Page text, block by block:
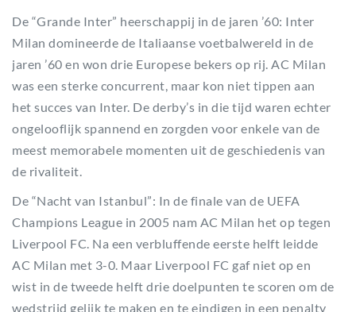
De “Grande Inter” heerschappij in de jaren ’60: Inter
Milan domineerde de Italiaanse voetbalwereld in de
jaren ’60 en won drie Europese bekers op rij. AC Milan
was een sterke concurrent, maar kon niet tippen aan
het succes van Inter. De derby’s in die tijd waren echter
ongelooflijk spannend en zorgden voor enkele van de
meest memorabele momenten uit de geschiedenis van
de rivaliteit.
De “Nacht van Istanbul”: In de finale van de UEFA
Champions League in 2005 nam AC Milan het op tegen
Liverpool FC. Na een verbluffende eerste helft leidde
AC Milan met 3-0. Maar Liverpool FC gaf niet op en
wist in de tweede helft drie doelpunten te scoren om de
wedstrijd gelijk te maken en te eindigen in een penalty